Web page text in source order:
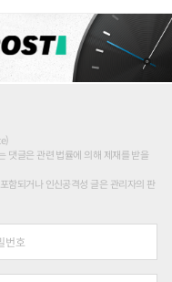
댓글은 관련 법률에 의해 제재를 받을
함되거나 인신공격성 글은 관리자의 판